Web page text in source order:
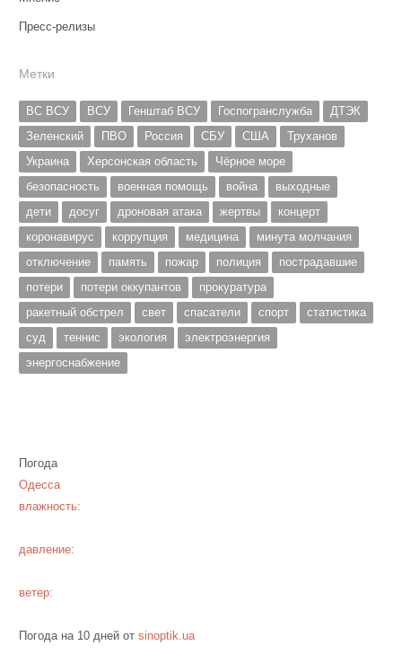
Пресс-релизы
Метки
ВС ВСУ ВСУ Генштаб ВСУ Госпогранслужба
ДТЭК
Зеленский
ПВО Россия СБУ США
Труханов
Украина
Херсонская область
Чёрное море
безопасность
военная помощь война
выходные
дети
досуг дроновая атака жертвы
концерт
коронавирус
коррупция медицина
минута молчания
отключение
память пожар полиция
пострадавшие
потери
потери оккупантов
прокуратура
ракетный обстрел
свет спасатели спорт
статистика
суд
теннис экология
электроэнергия
энергоснабжение
Погода
Одесса
влажность:
давление:
ветер:
Погода на 10 дней от sinoptik.ua